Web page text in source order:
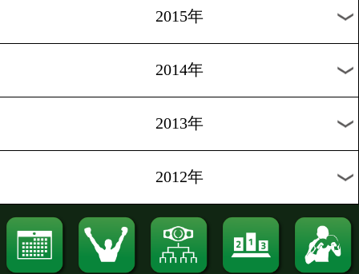
2020年
2018年
2017年